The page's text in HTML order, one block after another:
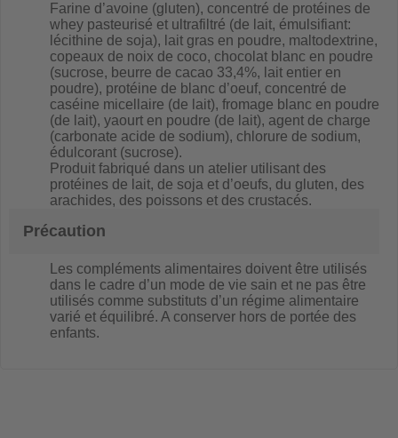
Farine d’avoine (gluten), concentré de protéines de
whey pasteurisé et ultrafiltré (de lait, émulsifiant:
lécithine de soja), lait gras en poudre, maltodextrine,
copeaux de noix de coco, chocolat blanc en poudre
(sucrose, beurre de cacao 33,4%, lait entier en
poudre), protéine de blanc d’oeuf, concentré de
caséine micellaire (de lait), fromage blanc en poudre
(de lait), yaourt en poudre (de lait), agent de charge
(carbonate acide de sodium), chlorure de sodium,
édulcorant (sucrose).
Produit fabriqué dans un atelier utilisant des
protéines de l ait, de soja et d’oeufs, du gluten, des
arachides, des poissons et des crustacés.
Précaution
Les compléments alimentaires doivent être utilisés
dans le cadre d’un mode de vie sain et ne pas être
utilisés comme substituts d’un régime alimentaire
varié et équilibré. A conserver hors de portée des
enfants.